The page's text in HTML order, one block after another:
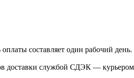
составляет один рабочий день.
доставки службой СДЭК —